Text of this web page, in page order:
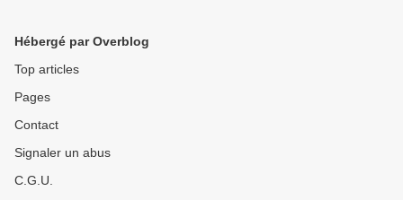
Hébergé par Overblog
Top articles
Pages
Contact
Signaler un abus
C.G.U.